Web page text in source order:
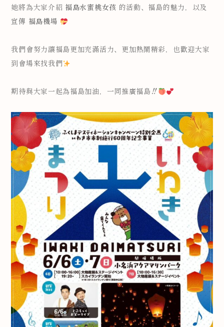
她將為大家介紹 福島水蜜桃女孩 的活動、福島的魅力，以及
宣傳 福島機場
我們會努力讓福島更加充滿活力、更加熱鬧精彩，也歡迎大家
到會場來找我們
期待與大家一起為福島加油，一同推廣福島‼